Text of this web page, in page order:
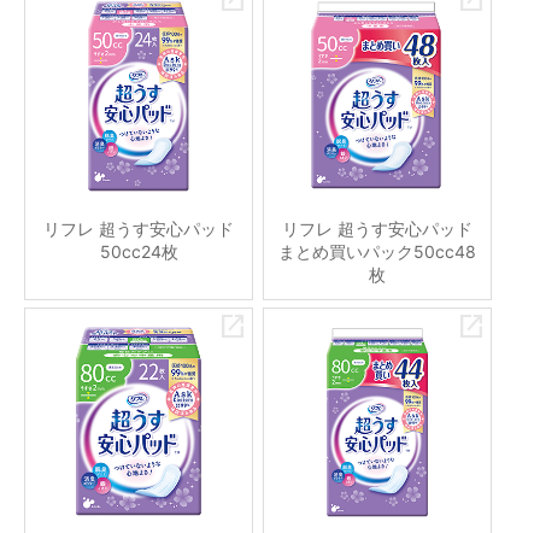
リフレ 超うす安心パッド
50cc24枚
リフレ 超うす安心パッド
まとめ買いパック50cc48
枚